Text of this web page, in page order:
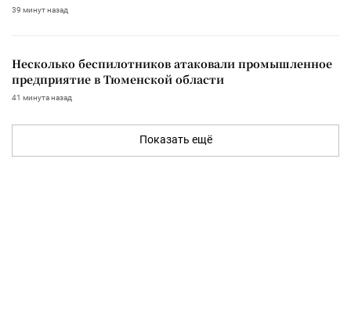
39 минут назад
Несколько беспилотников атаковали промышленное
предприятие в Тюменской области
41 минута назад
Показать ещё